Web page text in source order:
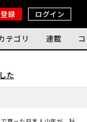
録 ログイン
テゴリ 連載
た